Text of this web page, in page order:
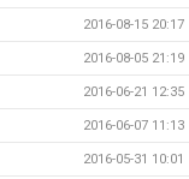
2016-08-15 20:17
2016-08-05 21:19
2016-06-21 12:35
2016-06-07 11:13
2016-05-31 10:01